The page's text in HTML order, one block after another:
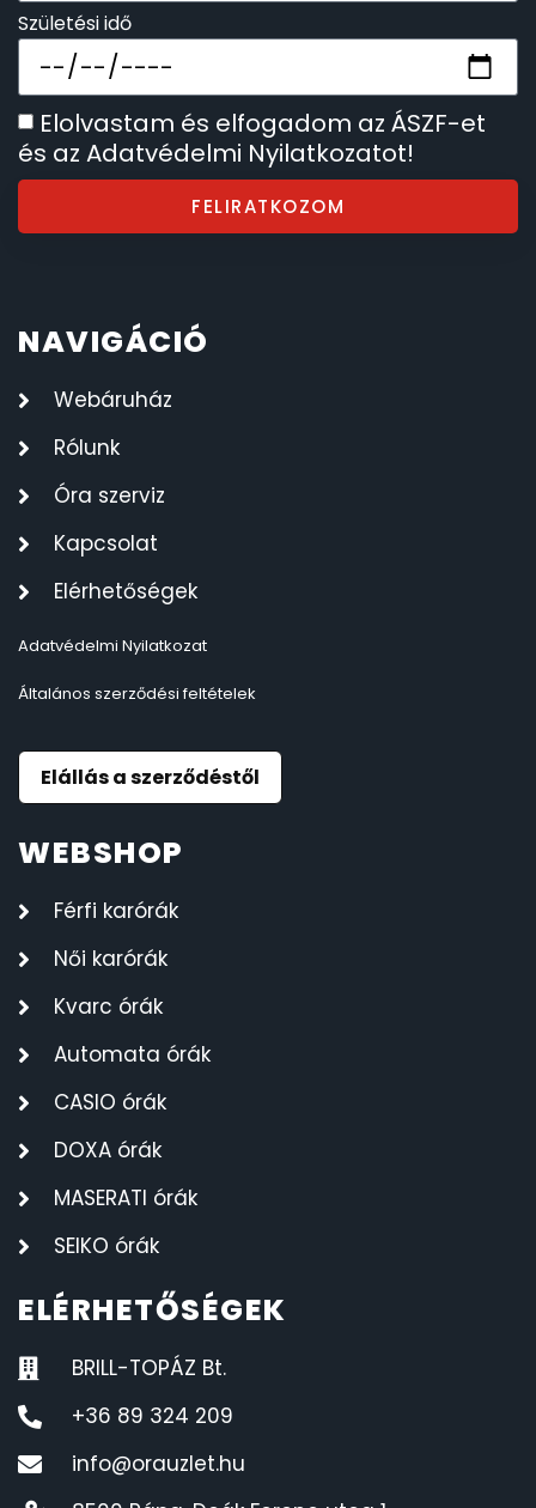
Születési idő
Elolvastam és elfogadom az ÁSZF-et
és az Adatvédelmi Nyilatkozatot!
FELIRATKOZOM
NAVIGÁCIÓ
Webáruház
Rólunk
Óra szerviz
Kapcsolat
Elérhetőségek
Adatvédelmi Nyilatkozat
Általános szerződési feltételek
Elállás a szerződéstől
WEBSHOP
Férfi karórák
Női karórák
Kvarc órák
Automata órák
CASIO órák
DOXA órák
MASERATI órák
SEIKO órák
ELÉRHETŐSÉGEK
BRILL-TOPÁZ Bt.
+36 89 324 209
info@orauzlet.hu